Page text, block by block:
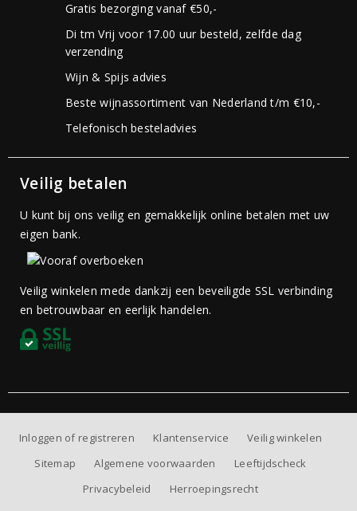
Gratis bezorging vanaf €50,-
Di tm Vrij voor 17.00 uur besteld, zelfde dag
verzending
Wijn & Spijs advies
Beste wijnassortiment van Nederland t/m €10,-
Telefonisch besteladvies
Veilig betalen
U kunt bij ons veilig en gemakkelijk online betalen met uw
eigen bank.
Veilig winkelen mede dankzij een beveiligde SSL verbinding
en betrouwbaar en eerlijk handelen.
Inloggen of registreren Klantenservice
Veilig winkelen
Sitemap
Algemene voorwaarden
Leeftijdscheck
Privacybeleid
Herroepingsrecht